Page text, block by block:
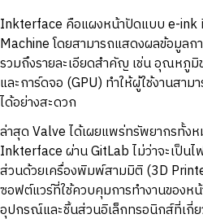
Inkterface คือแผงหน้าปัดแบบ e-ink
Machine โดยสามารถแสดงผลข้อมูล
รวมถึงรายละเอียดสำคัญ เช่น อุณหภู
และการ์ดจอ (GPU) ทำให้ผู้ใช้งานสา
ได้อย่างสะดวก
ล่าสุด Valve ได้เผยแพร่ทรัพยากรทั้ง
Inkterface ผ่าน GitLab ไม่ว่าจะเป็น
ส่วนด้วยเครื่องพิมพ์สามมิติ (3D
ซอฟต์แวร์ที่ใช้ควบคุมการทำงานของห
อุปกรณ์และชิ้นส่วนอิเล็กทรอนิกส์ที่เกี่ย